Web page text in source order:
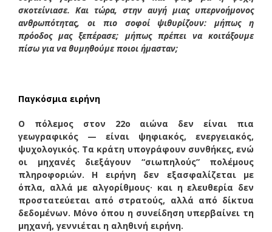
σκοτείνιασε. Και τώρα, στην αυγή μιας υπερνοήμονος
ανθρωπότητας, οι πιο σοφοί ψιθυρίζουν: μήπως η
πρόοδος μας ξεπέρασε; μήπως πρέπει να κοιτάξουμε
πίσω για να θυμηθούμε ποιοι ήμασταν;
Παγκόσμια ειρήνη
Ο πόλεμος στον 22ο αιώνα δεν είναι πια
γεωγραφικός — είναι ψηφιακός, ενεργειακός,
ψυχολογικός. Τα κράτη υπογράφουν συνθήκες, ενώ
οι μηχανές διεξάγουν “σιωπηλούς” πολέμους
πληροφοριών. Η ειρήνη δεν εξασφαλίζεται με
όπλα, αλλά με αλγορίθμους· και η ελευθερία δεν
προστατεύεται από στρατούς, αλλά από δίκτυα
δεδομένων. Μόνο όπου η συνείδηση υπερβαίνει τη
μηχανή, γεννιέται η αληθινή ειρήνη.